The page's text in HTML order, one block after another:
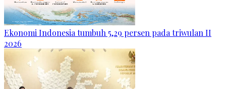
Ekonomi Indonesia tumbuh 5,29 persen pada triwulan II
2026